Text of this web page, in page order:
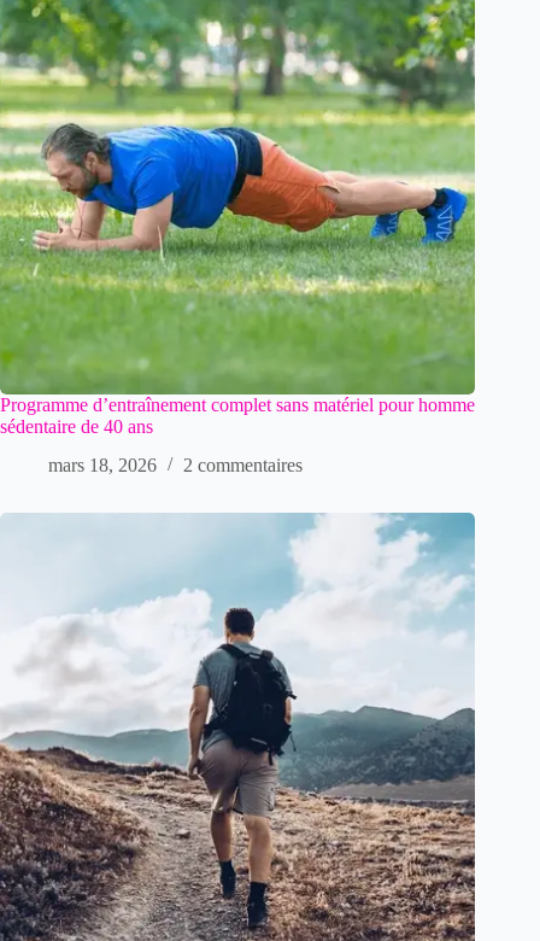
Programme d’entraînement complet sans matériel pour homme
sédentaire de 40 ans
mars 18, 2026
2 commentaires